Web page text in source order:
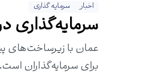
اخبار سرمایه گذاری
سرمایه‌گذاری
عمان با زیرساخت‌های